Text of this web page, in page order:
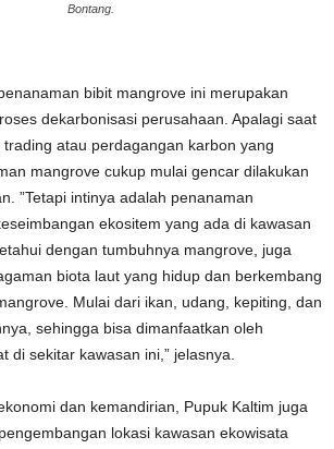
Bontang.
bibit mangrove ini merupakan
dekarbonisasi perusahaan. Apalagi saat
atau perdagangan karbon yang
mangrove cukup mulai gencar dilakukan
”Tetapi intinya adalah penanaman
ekositem yang ada di kawasan
dengan tumbuhnya mangrove, juga
biota laut yang hidup dan berkembang
Mulai dari ikan, udang, kepiting, dan
sehingga bisa dimanfaatkan oleh
di sekitar kawasan ini,” jelasnya.
dan kemandirian, Pupuk Kaltim juga
lokasi kawasan ekowisata